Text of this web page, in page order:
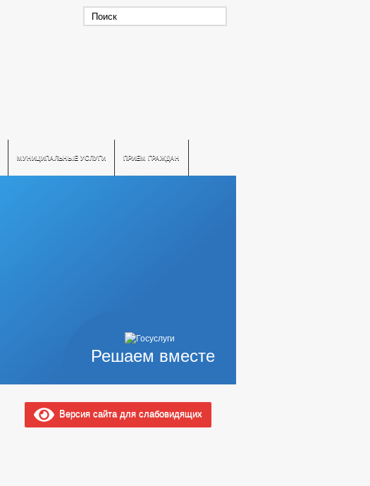
МУНИЦИПАЛЬНЫЕ УСЛУГИ ПРИЕМ ГРАЖДАН
Решаем вместе
Версия сайта для слабовидящих